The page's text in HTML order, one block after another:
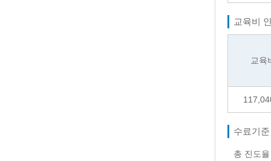
교육비
교육
수료기준
총 진도